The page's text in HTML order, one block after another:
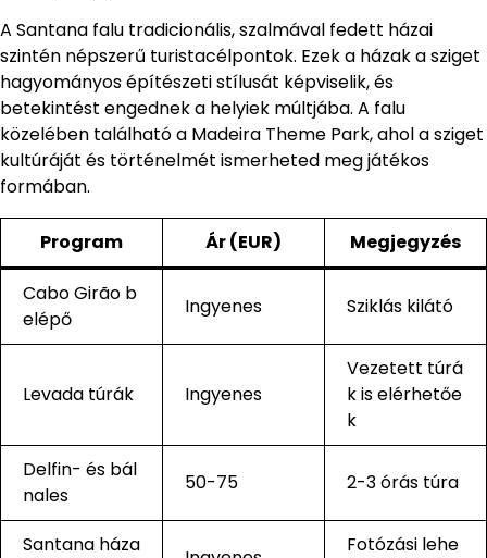
A Santana falu tradicionális, szalmával fedett házai
szintén népszerű turistacélpontok. Ezek a házak a sziget
hagyományos építészeti stílusát képviselik, és
betekintést engednek a helyiek múltjába. A falu
közelében található a Madeira Theme Park, ahol a sziget
kultúráját és történelmét ismerheted meg játékos
formában.
Program Ár (EUR) Megjegyzés
Cabo Girão b
elépő
Ingyenes Sziklás kilátó
Levada túrák Ingyenes
Vezetett túrá
k is elérhetőe
k
Delfin- és bál
nales
50-75 2-3 órás túra
Santana háza
Fotózási lehe